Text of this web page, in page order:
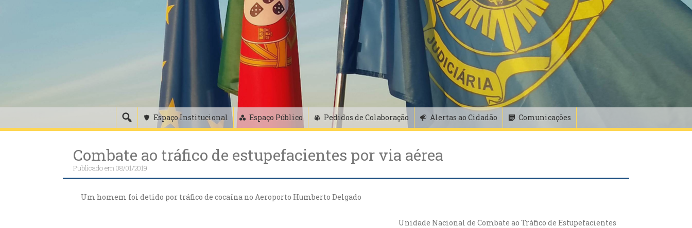
Espaço Institucional Espaço Público Pedidos de Colaboração Alertas ao Cidadão Comunicações
Combate ao tráfico de estupefacientes por via aérea
Publicado em08/01/2019
Um homem foi detido por tráfico de cocaína no Aeroporto Humberto Delgado
Unidade Nacional de Combate ao Tráfico de Estupefacientes